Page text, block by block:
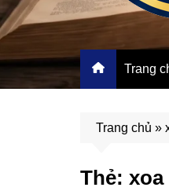
Trang
Trang chủ »
Thẻ: